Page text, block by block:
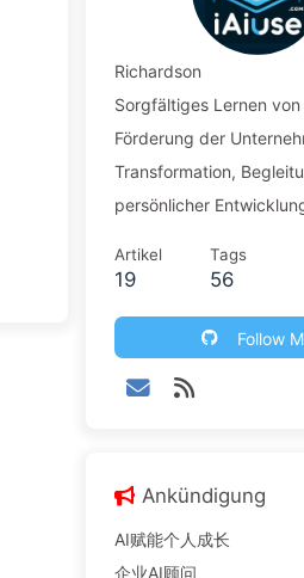
Richardson
Sorgfältiges Lernen von
Förderung der
Transformation,
persönlicher
Artikel
19
Tags
56
Follow
Ankündigung
AI赋能个人成长
企业AI顾问